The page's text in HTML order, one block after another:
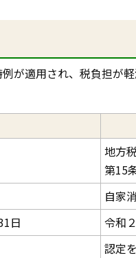
が適用され、税負担が
地方
第15
自家
日
令和
認定